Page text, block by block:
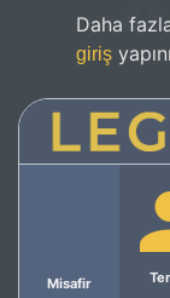
Daha
giriş
Misafir